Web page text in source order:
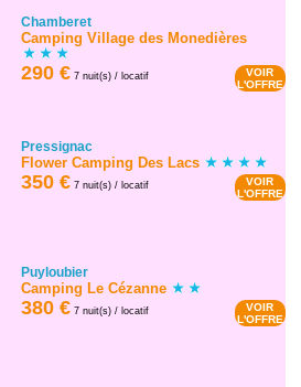
Chamberet
Camping Village des Monedières
290 € 7 nuit(s) / locatif
VOIR
L'OFFRE
Pressignac
Flower Camping Des Lacs
350 € 7 nuit(s) / locatif
VOIR
L'OFFRE
Puyloubier
Camping Le Cézanne
380 € 7 nuit(s) / locatif
VOIR
L'OFFRE